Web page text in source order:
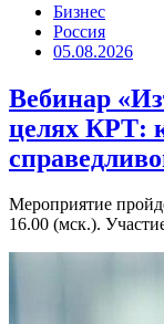
Бизнес
Россия
05.08.2026
Вебинар
целях КРТ:
Мероприятие
16.00 (мск.).